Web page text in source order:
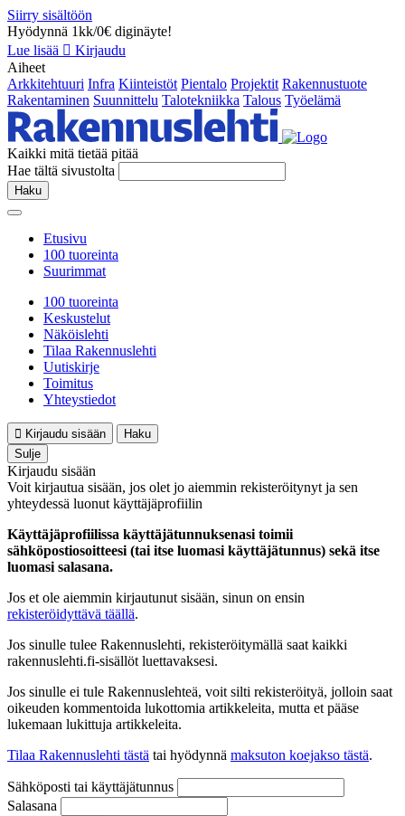
Siirry sisältöön
Hyödynnä 1kk/0€ diginäyte!
Lue lisää
Kirjaudu
Aiheet
Arkkitehtuuri Infra Kiinteistöt Pientalo Projektit Rakennustuote
Rakentaminen Suunnittelu Talotekniikka Talous Työelämä
Kaikki mitä tietää pitää
Hae tältä sivustolta
Haku
Etusivu
100 tuoreinta
Suurimmat
100 tuoreinta
Keskustelut
Näköislehti
Tilaa Rakennuslehti
Uutiskirje
Toimitus
Yhteystiedot
Kirjaudu sisään
Haku
Sulje
Kirjaudu sisään
Voit kirjautua sisään, jos olet jo aiemmin rekisteröitynyt ja sen
yhteydessä luonut käyttäjäprofiilin
Käyttäjäprofiilissa käyttäjätunnuksenasi toimii
sähköpostiosoitteesi (tai itse luomasi käyttäjätunnus) sekä itse
luomasi salasana.
Jos et ole aiemmin kirjautunut sisään, sinun on ensin
rekisteröidyttävä täällä.
Jos sinulle tulee Rakennuslehti, rekisteröitymällä saat kaikki
rakennuslehti.fi-sisällöt luettavaksesi.
Jos sinulle ei tule Rakennuslehteä, voit silti rekisteröityä, jolloin saat
oikeuden kommentoida lukottomia artikkeleita, mutta et pääse
lukemaan lukittuja artikkeleita.
Tilaa Rakennuslehti tästä tai hyödynnä maksuton koejakso tästä.
Sähköposti tai käyttäjätunnus
Salasana